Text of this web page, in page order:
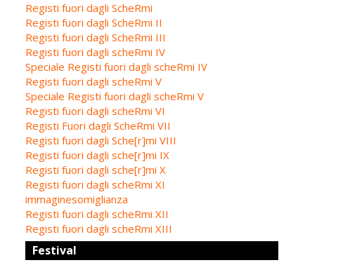
Registi fuori dagli ScheRmi
Registi fuori dagli ScheRmi II
Registi fuori dagli ScheRmi III
Registi fuori dagli scheRmi IV
Speciale Registi fuori dagli scheRmi IV
Registi fuori dagli scheRmi V
Speciale Registi fuori dagli scheRmi V
Registi fuori dagli scheRmi VI
Registi Fuori dagli ScheRmi VII
Registi fuori dagli Sche[r]mi VIII
Registi fuori dagli sche[r]mi IX
Registi fuori dagli sche[r]mi X
Registi fuori dagli scheRmi XI
immaginesomiglianza
Registi fuori dagli scheRmi XII
Registi fuori dagli scheRmi XIII
Festival